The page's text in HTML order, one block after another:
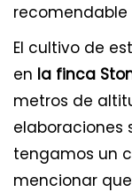
El cultivo de
en la finca
metros de
elaboraciones
tengamos un
mencionar